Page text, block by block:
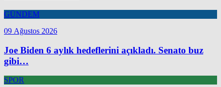
GÜNDEM
09 Ağustos 2026
Joe Biden 6 aylık hedeflerini açıkladı. Senato buz
gibi…
SPOR